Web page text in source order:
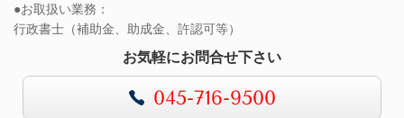
●お取扱い業務：
行政書士（補助金、助成金、許認可等）
お気軽にお問合せ下さい
045-716-9500